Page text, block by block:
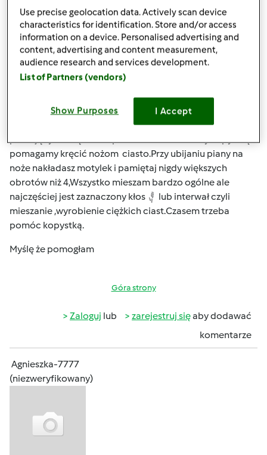
pon., 12/14/2015 - 19:42
Agnieszko kompletne naczynie miksujące jest z nożami
.Nigdy nie używaj naczynia bez noży bo zalejesz
podstawę.Przy podgrzewaniu masz podany czas
temperaturę i obroty.Więc noże muszą być.Wszędzie
gdzie będzie potrzebna pomoc kopystki będzie podane
mieszany prz pomocy kopystki co oznacza , że przy
pracującym urządzeniu przez otwór wkładamy kopystkę i
pomagamy kręcić nożom ciasto.Przy ubijaniu piany na
noże nakładasz motylek i pamiętaj nigdy większych
obrotów niż 4,Wszystko mieszam bardzo ogólne ale
najczęściej jest zaznaczony kłos
lub interwał czyli
mieszanie ,wyrobienie ciężkich ciast.Czasem trzeba
pomóc kopystką.
Myślę że pomogłam
Góra strony
Zaloguj lub zarejestruj sięaby dodawać
komentarze
Agnieszka-7777
(niezweryfikowany)
Use precise geolocation data. Actively scan device
characteristics for identification. Store and/or access
information on a device. Personalised advertising and
content, advertising and content measurement,
audience research and services development.
List of Partners (vendors)
Show Purposes I Accept